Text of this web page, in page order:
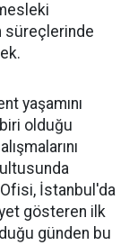
süreçlerinde
yaşamını
olduğu
İstanbul'da
gösteren ilk
günden bu